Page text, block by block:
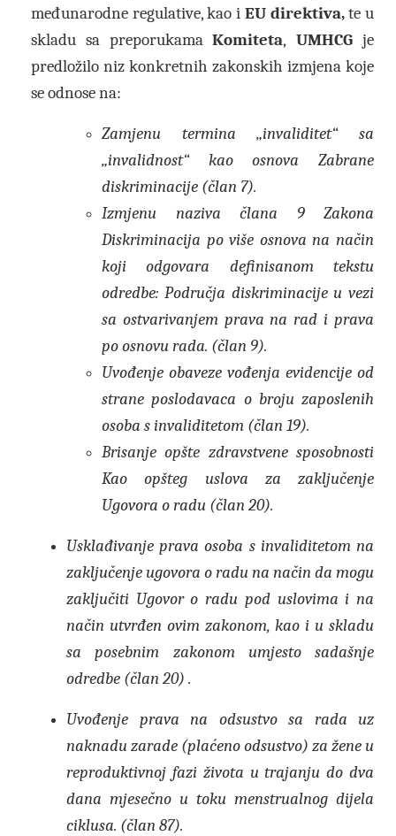
međunarodne regulative, kao i EU direktiva,te u
skladu sa preporukamaKomiteta,UMHCG je
predložilo niz konkretnih zakonskih izmjena koje
se odnose na:
Zamjenu termina „invaliditet“ sa
„invalidnost“ kao osnova Zabrane
diskriminacije (član 7).
Izmjenu naziva člana 9 Zakona
Diskriminacija po više osnova na način
koji odgovara definisanom tekstu
odredbe: Područja diskriminacije u vezi
sa ostvarivanjem prava na rad i prava
po osnovu rada. (član 9).
Uvođenje obaveze vođenja evidencije od
strane poslodavaca o broju zaposlenih
osoba s invaliditetom (član 19).
Brisanje opšte zdravstvene sposobnosti
Kao opšteg uslova za zaključenje
Ugovora o radu (član 20).
Usklađivanje prava osoba s invaliditetom na
zaključenje ugovora o radu na način da mogu
zaključiti Ugovor o radu pod uslovima i na
način utvrđen ovim zakonom, kao i u skladu
sa posebnim zakonom umjesto sadašnje
odredbe (član 20) .
Uvođenje prava na odsustvo sa rada uz
naknadu zarade (plaćeno odsustvo) za žene u
reproduktivnoj fazi života u trajanju do dva
dana mjesečno u toku menstrualnog dijela
ciklusa. (član 87).